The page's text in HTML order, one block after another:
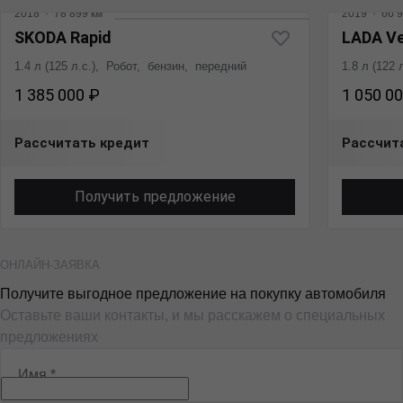
2018 · 78 899 км
SKODA Rapid
1.4 л (125 л.с.), Робот, бензин, передний
1 385 000 ₽
Рассчитать кредит
Получить предложение
2019 · 66
LADA
1.8 л
1 050
ОНЛАЙН-ЗАЯВКА
Получите выгодное предложение на покупку автомобиля
Оставьте ваши контакты, и мы расскажем о специальных
предложениях
Имя*